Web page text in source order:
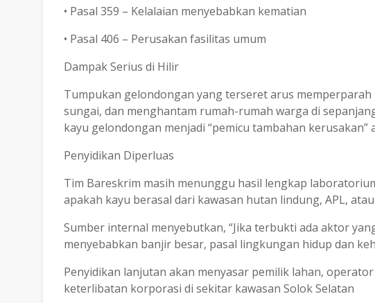
• Pasal 359 – Kelalaian menyebabkan kematian
• Pasal 406 – Perusakan fasilitas umum
Dampak Serius di Hilir
Tumpukan gelondongan yang terseret arus
sungai, dan menghantam rumah-rumah warga di
kayu gelondongan menjadi “pemicu tambahan
Penyidikan Diperluas
Tim Bareskrim masih menunggu hasil lengkap
apakah kayu berasal dari kawasan hutan lindung, APL,
Sumber internal menyebutkan, “Jika terbukti ada aktor
menyebabkan banjir besar, pasal lingkungan hidup dan
Penyidikan lanjutan akan menyasar pemilik lahan,
keterlibatan korporasi di sekitar kawasan Solok Selatan